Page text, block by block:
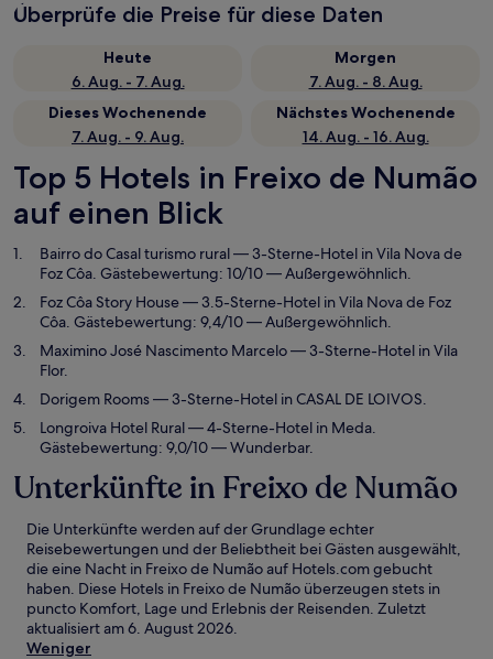
Überprüfe die Preise für diese Daten
Heute
6. Aug. - 7. Aug.
Morgen
7. Aug. - 8. Aug.
Dieses Wochenende
7. Aug. - 9. Aug.
Nächstes Wochenende
14. Aug. - 16. Aug.
Top 5 Hotels in Freixo de Numão
auf einen Blick
Bairro do Casal turismo rural— 3-Sterne-Hotel in Vila Nova de
Foz Côa. Gästebewertung: 10/10 — Außergewöhnlich.
Foz Côa Story House— 3.5-Sterne-Hotel in Vila Nova de Foz
Côa. Gästebewertung: 9,4/10 — Außergewöhnlich.
Maximino José Nascimento Marcelo— 3-Sterne-Hotel in Vila
Flor.
Dorigem Rooms— 3-Sterne-Hotel in CASAL DE LOIVOS.
Longroiva Hotel Rural— 4-Sterne-Hotel in Meda.
Gästebewertung: 9,0/10 — Wunderbar.
Unterkünfte in Freixo de Numão
Die Unterkünfte werden auf der Grundlage echter
Reisebewertungen und der Beliebtheit bei Gästen ausgewählt,
die eine Nacht in Freixo de Numão auf Hotels.com gebucht
haben. Diese Hotels in Freixo de Numão überzeugen stets in
puncto Komfort, Lage und Erlebnis der Reisenden. Zuletzt
aktualisiert am6. August 2026.
Weniger